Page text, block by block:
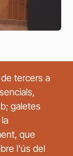
tercers a
galetes
que
l'ús del